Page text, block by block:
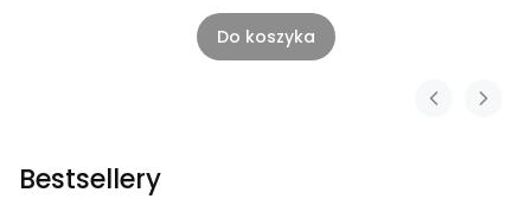
Do koszyka
Bestsellery